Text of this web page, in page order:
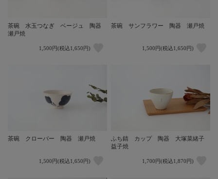
茶碗 水玉つなぎ ベージュ 陶器
瀬戸焼
1,500円(税込1,650円)
茶碗 サンフラワー 陶器 瀬戸焼
1,500円(税込1,650円)
茶碗 クローバー 陶器 瀬戸焼
1,500円(税込1,650円)
ふち錆 カップ 陶器 大塚菜緒子
益子焼
1,700円(税込1,870円)